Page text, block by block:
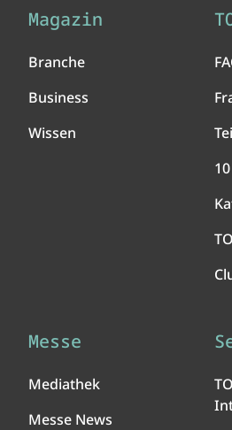
Magazin
Branche
Business
Wissen
Messe
Mediathek
Messe News